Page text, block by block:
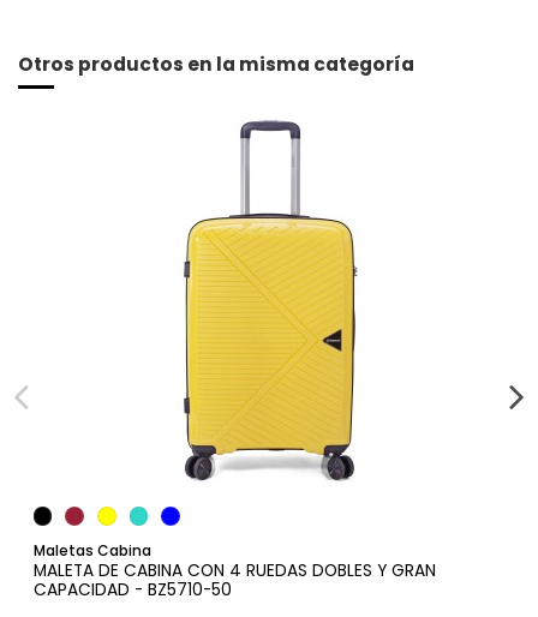
Otros productos en la misma categoría
Maletas Cabina
MALETA DE CABINA CON 4 RUEDAS DOBLES Y GRAN
CAPACIDAD - BZ5710-50